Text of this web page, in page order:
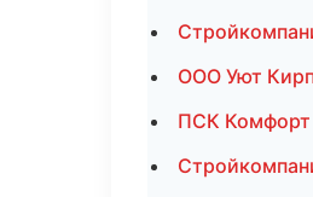
ООО Уют
ПСК